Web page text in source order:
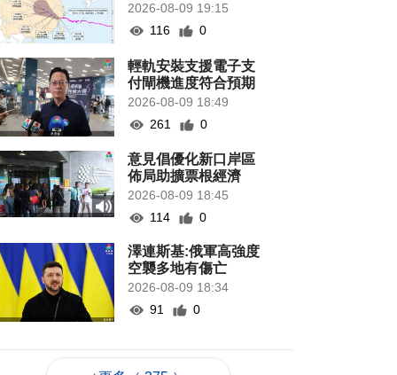
2026-08-09 19:15
116
0
輕軌安裝支援電子支
付閘機進度符合預期
2026-08-09 18:49
261
0
意見倡優化新口岸區
佈局助擴票根經濟
2026-08-09 18:45
114
0
澤連斯基:俄軍高強度
空襲多地有傷亡
2026-08-09 18:34
91
0